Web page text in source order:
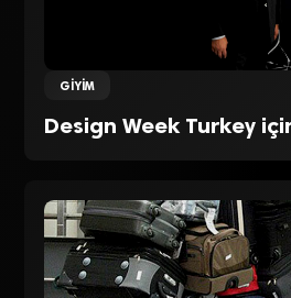
GIYIM
Design Week Turkey